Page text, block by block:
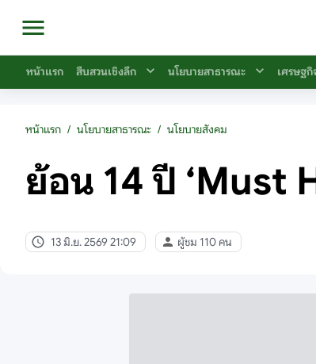
หน้าแรก สืบสวนเชิงลึก นโยบายสาธารณะ เศรษฐกิ
หน้าแรก / นโยบายสาธารณะ / นโยบายสังคม
ย้อน 14 ปี ‘Must
13 มิ.ย. 2569 21:09 ผู้ชม 110 คน